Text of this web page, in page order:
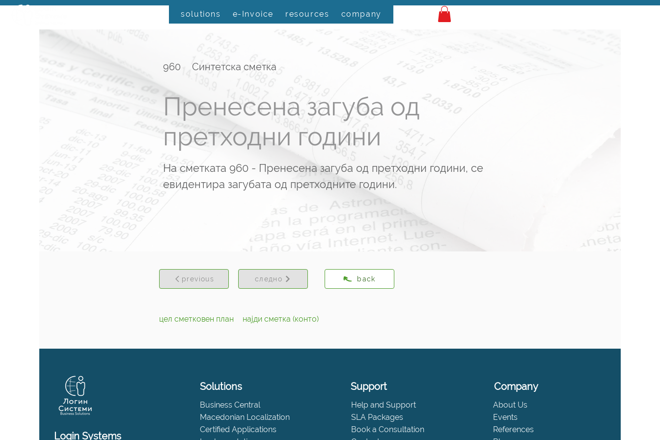
solutions e-Invoice resources company
960 Синтетска сметка
Пренесена загуба од
претходни години
На сметката 960 - Пренесена загуба од претходни години, се
евидентира загубата од претходните години.
previous следно back
цел сметковен план најди сметка (конто)
Login Systems
Solutions
Business Central
Macedonian Localization
Certified Applications
Support
Help and Support
SLA Packages
Book a Consultation
Company
About Us
Events
References